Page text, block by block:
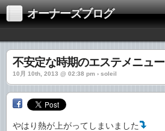
オーナーズブログ
不安定な時期のエステメニュー
10月 10th, 2013 @ 02:38 pm › soleil
やはり熱が上がってしまいました